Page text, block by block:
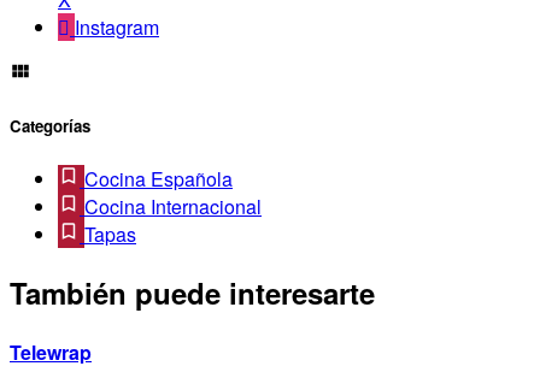
Instagram
Categorías
Cocina Española
Cocina Internacional
Tapas
También puede interesarte
Telewrap